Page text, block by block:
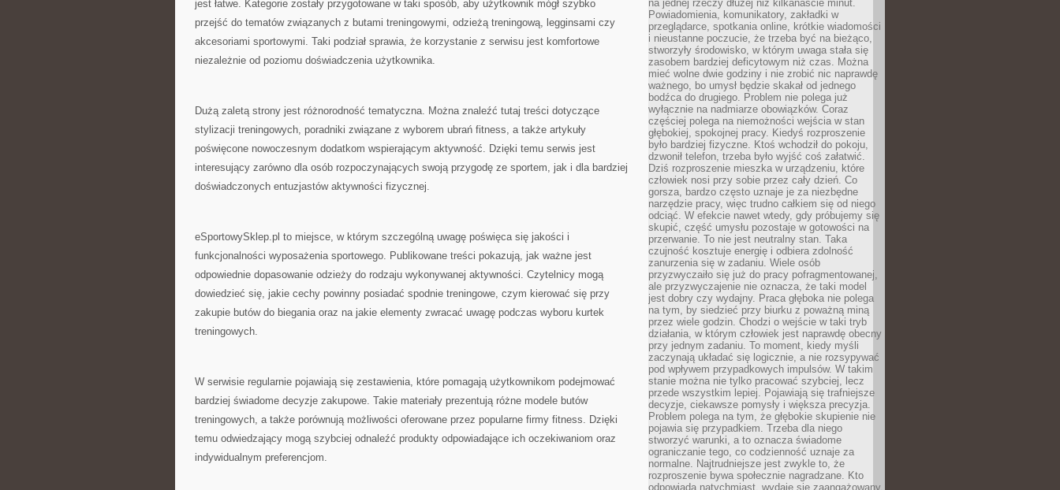
jest łatwe. Kategorie zostały przygotowane w taki sposób, aby użytkownik mógł szybko
przejść do tematów związanych z butami treningowymi, odzieżą treningową, legginsami czy
akcesoriami sportowymi. Taki podział sprawia, że korzystanie z serwisu jest komfortowe
niezależnie od poziomu doświadczenia użytkownika.
Dużą zaletą strony jest różnorodność tematyczna. Można znaleźć tutaj treści dotyczące
stylizacji treningowych, poradniki związane z wyborem ubrań fitness, a także artykuły
poświęcone nowoczesnym dodatkom wspierającym aktywność. Dzięki temu serwis jest
interesujący zarówno dla osób rozpoczynających swoją przygodę ze sportem, jak i dla bardziej
doświadczonych entuzjastów aktywności fizycznej.
eSportowySklep.pl to miejsce, w którym szczególną uwagę poświęca się jakości i
funkcjonalności wyposażenia sportowego. Publikowane treści pokazują, jak ważne jest
odpowiednie dopasowanie odzieży do rodzaju wykonywanej aktywności. Czytelnicy mogą
dowiedzieć się, jakie cechy powinny posiadać spodnie treningowe, czym kierować się przy
zakupie butów do biegania oraz na jakie elementy zwracać uwagę podczas wyboru kurtek
treningowych.
W serwisie regularnie pojawiają się zestawienia, które pomagają użytkownikom podejmować
bardziej świadome decyzje zakupowe. Takie materiały prezentują różne modele butów
treningowych, a także porównują możliwości oferowane przez popularne firmy fitness. Dzięki
temu odwiedzający mogą szybciej odnaleźć produkty odpowiadające ich oczekiwaniom oraz
indywidualnym preferencjom.
na jednej rzeczy dłużej niż kilkanaście minut.
Powiadomienia, komunikatory, zakładki w
przeglądarce, spotkania online, krótkie wiadomości
i nieustanne poczucie, że trzeba być na bieżąco,
stworzyły środowisko, w którym uwaga stała się
zasobem bardziej deficytowym niż czas. Można
mieć wolne dwie godziny i nie zrobić nic naprawdę
ważnego, bo umysł będzie skakał od jednego
bodźca do drugiego. Problem nie polega już
wyłącznie na nadmiarze obowiązków. Coraz
częściej polega na niemożności wejścia w stan
głębokiej, spokojnej pracy. Kiedyś rozproszenie
było bardziej fizyczne. Ktoś wchodził do pokoju,
dzwonił telefon, trzeba było wyjść coś załatwić.
Dziś rozproszenie mieszka w urządzeniu, które
człowiek nosi przy sobie przez cały dzień. Co
gorsza, bardzo często uznaje je za niezbędne
narzędzie pracy, więc trudno całkiem się od niego
odciąć. W efekcie nawet wtedy, gdy próbujemy się
skupić, część umysłu pozostaje w gotowości na
przerwanie. To nie jest neutralny stan. Taka
czujność kosztuje energię i odbiera zdolność
zanurzenia się w zadaniu. Wiele osób
przyzwyczaiło się już do pracy pofragmentowanej,
ale przyzwyczajenie nie oznacza, że taki model
jest dobry czy wydajny. Praca głęboka nie polega
na tym, by siedzieć przy biurku z poważną miną
przez wiele godzin. Chodzi o wejście w taki tryb
działania, w którym człowiek jest naprawdę obecny
przy jednym zadaniu. To moment, kiedy myśli
zaczynają układać się logicznie, a nie rozsypywać
pod wpływem przypadkowych impulsów. W takim
stanie można nie tylko pracować szybciej, lecz
przede wszystkim lepiej. Pojawiają się trafniejsze
decyzje, ciekawsze pomysły i większa precyzja.
Problem polega na tym, że głębokie skupienie nie
pojawia się przypadkiem. Trzeba dla niego
stworzyć warunki, a to oznacza świadome
ograniczanie tego, co codzienność uznaje za
normalne. Najtrudniejsze jest zwykle to, że
rozproszenie bywa społecznie nagradzane. Kto
odpowiada natychmiast, wydaje się zaangażowany.